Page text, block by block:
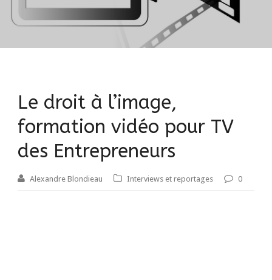
Le droit à l’image,
formation vidéo pour TV
des Entrepreneurs
Alexandre Blondieau Interviews et reportages 0